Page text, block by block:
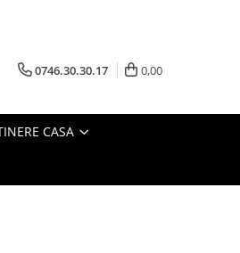
0746.30.30.17 0,00
CASA